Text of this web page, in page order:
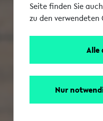
Seite finden Sie
zu den verwendeten
Alle
Nur